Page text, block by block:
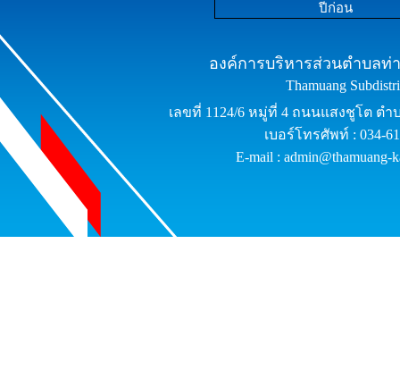
ปีก่อน
องค์การบริหารส่วนตำบลท่
Thamuang
เลขที่ 1124/6 หมู่ที่ 4 ถนนแสงชูโต ต
เบอร์โทรศัพท์ : 034-
E-mail : admin@thamuang-